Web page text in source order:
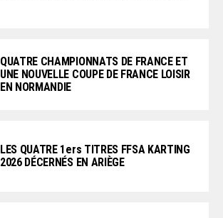
QUATRE CHAMPIONNATS DE FRANCE ET
UNE NOUVELLE COUPE DE FRANCE LOISIR
EN NORMANDIE
LES QUATRE 1ers TITRES FFSA KARTING
2026 DÉCERNÉS EN ARIÈGE